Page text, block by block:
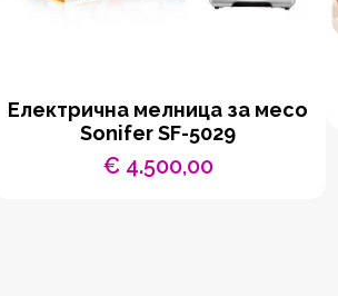
Eлектрична мелница за месо
Sonifer SF-5029
€4.500,00